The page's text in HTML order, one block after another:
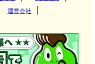
佐賀県
新潟県
梨県
香川県
島県用されており、マ
営業しています。
運営会社